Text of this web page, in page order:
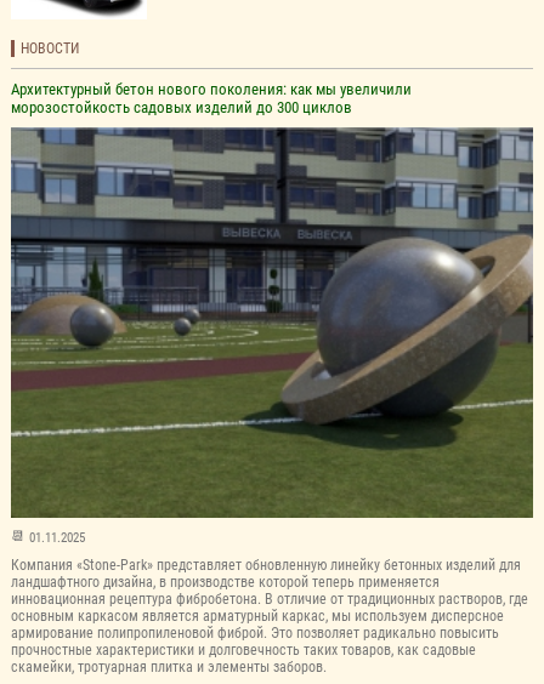
НОВОСТИ
Архитектурный бетон нового поколения: как мы увеличили
морозостойкость садовых изделий до 300 циклов
01.11.2025
Компания «Stone-Park» представляет обновленную линейку бетонных изделий для
ландшафтного дизайна, в производстве которой теперь применяется
инновационная рецептура фибробетона. В отличие от традиционных растворов, где
основным каркасом является арматурный каркас, мы используем дисперсное
армирование полипропиленовой фиброй. Это позволяет радикально повысить
прочностные характеристики и долговечность таких товаров, как садовые
скамейки, тротуарная плитка и элементы заборов.